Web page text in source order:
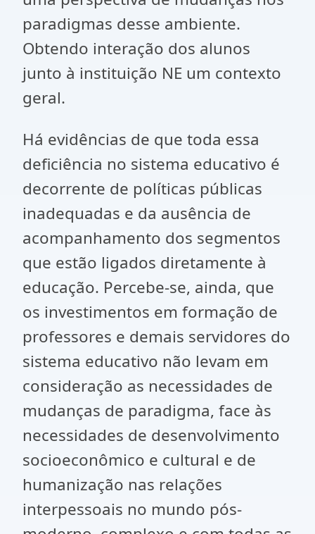
paradigmas desse ambiente.
Obtendo interação dos alunos
junto à instituição NE um contexto
geral.
Há evidências de que toda essa
deficiência no sistema educativo é
decorrente de políticas públicas
inadequadas e da ausência de
acompanhamento dos segmentos
que estão ligados diretamente à
educação. Percebe-se, ainda, que
os investimentos em formação de
professores e demais servidores do
sistema educativo não levam em
consideração as necessidades de
mudanças de paradigma, face às
necessidades de desenvolvimento
socioeconômico e cultural e de
humanização nas relações
interpessoais no mundo pós-